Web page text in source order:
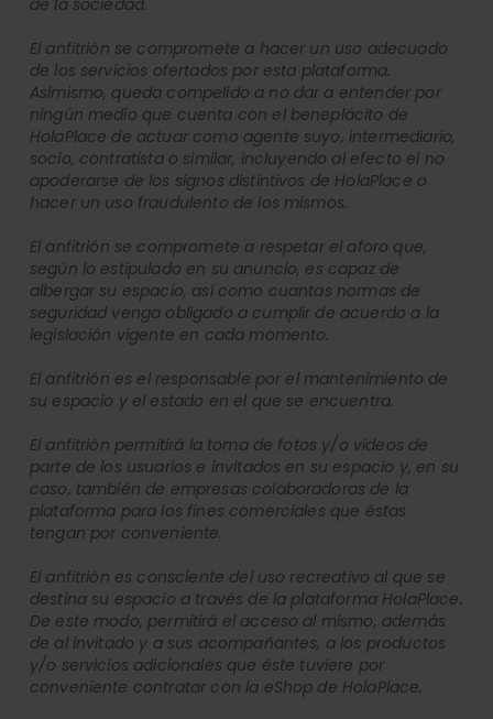
de la sociedad.
El anfitrión se compromete a hacer un uso adecuado
de los servicios ofertados por esta plataforma.
Asimismo, queda compelido a no dar a entender por
ningún medio que cuenta con el beneplácito de
HolaPlace de actuar como agente suyo, intermediario,
socio, contratista o similar, incluyendo al efecto el no
apoderarse de los signos distintivos de HolaPlace o
hacer un uso fraudulento de los mismos.
El anfitrión se compromete a respetar el aforo que,
según lo estipulado en su anuncio, es capaz de
albergar su espacio, así como cuantas normas de
seguridad venga obligado a cumplir de acuerdo a la
legislación vigente en cada momento.
El anfitrión es el responsable por el mantenimiento de
su espacio y el estado en el que se encuentra.
El anfitrión permitirá la toma de fotos y/o videos de
parte de los usuarios e invitados en su espacio y, en su
caso, también de empresas colaboradoras de la
plataforma para los fines comerciales que éstas
tengan por conveniente.
El anfitrión es consciente del uso recreativo al que se
destina su espacio a través de la plataforma HolaPlace.
De este modo, permitirá el acceso al mismo, además
de al invitado y a sus acompañantes, a los productos
y/o servicios adicionales que éste tuviere por
conveniente contratar con la eShop de HolaPlace.